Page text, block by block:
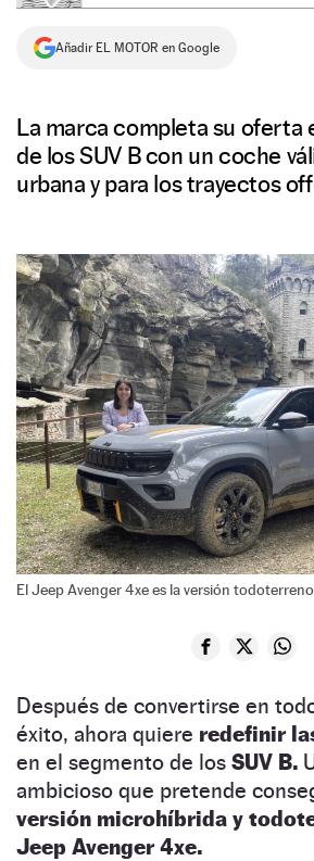
Añadir EL MOTOR en Google
La marca completa su oferta
de los SUV B con un coche
urbana y para los trayectos
El Jeep Avenger 4xe es la versión
Después de convertirse en
éxito, ahora quiere redefinir
en el segmento de los SUV B.
ambicioso que pretende
versión microhíbrida y
Jeep Avenger 4xe.